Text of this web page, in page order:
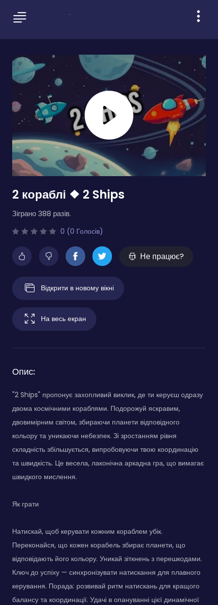
2 кораблі ❖ 2 Ships
Зіграно 388 разів.
0 (0 Голосів)
Не працює?
Відкрити в новому вікні
На весь екран
Опис:
"2 Ships" пропонує захопливий виклик, де ти керуєш одразу
двома космічними кораблями. Подорожуй яскравим,
двовимірним світом, збираючи планети відповідного
кольору та уникаючи небезпек. Зі зростанням рівня
складність збільшується, випробовуючи твою координацію
та швидкість. Це весела, лаконічна аркадна гра, що вимагає
швидкого мислення.
Як грати
Натискай, щоб керувати кожним кораблем убік.
Переконайся, що кожен корабель збирає планети, що
відповідають його кольору. Уникай зіткнень з перешкодами.
Ключ до успіху — синхронізувати натискання для плавного
керування. Порада: розвивай ритм натискань для кращого
балансу та координації. Удачі в опануванні цієї динамічної